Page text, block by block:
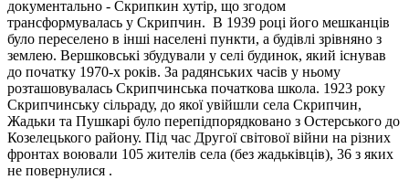
документально - Скрипкин ху­тір, що згодом
трансформувалась у Скрипчин. В 1939 ро­ці його мешканців
було переселено в інші населені пункти, а будівлі зрівняно з
зем­лею. Вершковські збудували у селі будинок, який існував
до початку 1970-х років. За радянських ча­сів у ньому
розташовувалась Скрипчинська початкова школа. 1923 року
Скрипчинську сільраду, до якої увійшли села Скрипчин,
Жадьки та Пушкарі було перепідпорядковано з Остерського до
Козелецького району. Під час Другої світової війни на різ­них
фронтах воювали 105 жителів села (без жадь­­ків­ців), 36 з яких
не повернулися .